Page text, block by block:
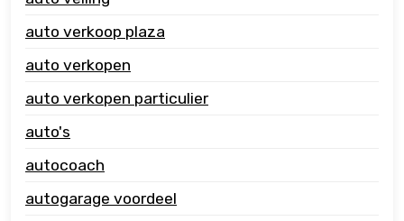
auto verkoop plaza
auto verkopen
auto verkopen particulier
auto's
autocoach
autogarage voordeel